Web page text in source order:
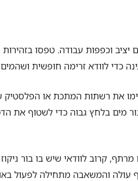
יציב וכפפות עבודה. טפסו
כדי לוודא זרימה חופשית
את רשתות המתכת או הפלסטיק
בלחץ גבוה כדי לשטוף את
קרוב לוודאי שיש בו בור
עולה והמשאבה מתחילה לפעול